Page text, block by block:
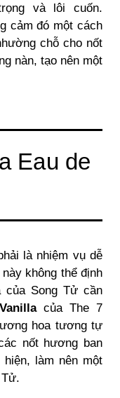
và lôi cuốn.
cảm đó một cách
chỗ cho nốt
nàn, tạo nên một
Eau de
là nhiệm vụ dễ
không thể định
của Song Tử cần
của The 7
hoa tương tự
nốt hương ban
làm nên một